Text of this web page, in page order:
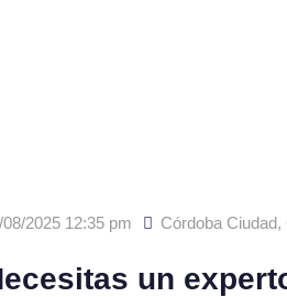
2025 12:35 pm Córdoba Ciudad,
un